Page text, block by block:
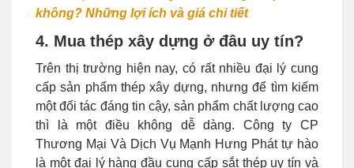
không? Những lợi ích và giá chi tiết
4. Mua thép xây dựng ở đâu uy tín?
Trên thị trường hiện nay, có rất nhiều đại lý cung
cấp sản phẩm thép xây dựng, nhưng để tìm kiếm
một đối tác đáng tin cậy, sản phẩm chất lượng cao
thì là một điều không dễ dàng. Công ty CP
Thương Mại Và Dịch Vụ Mạnh Hưng Phát tự hào
là một đại lý hàng đầu cung cấp sắt thép uy tín và